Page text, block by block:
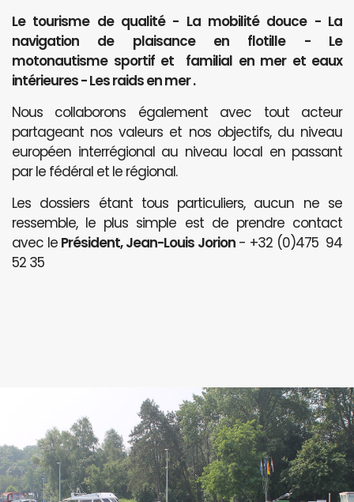
Le tourisme de qualité - La mobilité douce - La
navigation de plaisance en flotille - Le
motonautisme sportif et familial en mer et eaux
intérieures - Les raids en mer .
Nous collaborons également avec tout acteur
partageant nos valeurs et nos objectifs, du niveau
européen interrégional au niveau local en passant
par le fédéral et le régional.
Les dossiers étant tous particuliers, aucun ne se
ressemble, le plus simple est de prendre contact
avec le Président, Jean-Louis Jorion- +32 (0)475 94
52 35